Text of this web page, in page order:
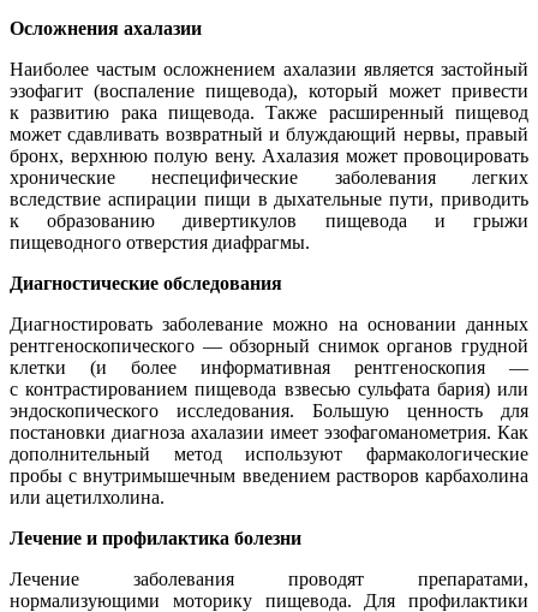
Осложнения ахалазии
Наиболее частым осложнением ахалазии является застойный
эзофагит (воспаление пищевода), который может привести
к развитию рака пищевода. Также расширенный пищевод
может сдавливать возвратный и блуждающий нервы, правый
бронх, верхнюю полую вену. Ахалазия может провоцировать
хронические неспецифические заболевания легких
вследствие аспирации пищи в дыхательные пути, приводить
к образованию дивертикулов пищевода и грыжи
пищеводного отверстия диафрагмы.
Диагностические обследования
Диагностировать заболевание можно на основании данных
рентгеноскопического — обзорный снимок органов грудной
клетки (и более информативная рентгеноскопия —
с контрастированием пищевода взвесью сульфата бария) или
эндоскопического исследования. Большую ценность для
постановки диагноза ахалазии имеет эзофагоманометрия. Как
дополнительный метод используют фармакологические
пробы с внутримышечным введением растворов карбахолина
или ацетилхолина.
Лечение и профилактика болезни
Лечение заболевания проводят препаратами,
нормализующими моторику пищевода. Для профилактики